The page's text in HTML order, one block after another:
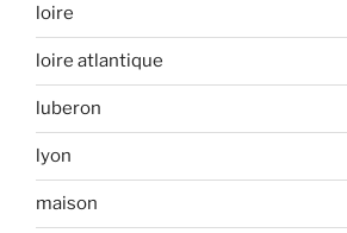
loire
loire atlantique
luberon
lyon
maison